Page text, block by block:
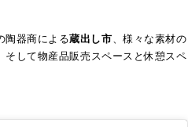
陶器商による蔵出し市、様々な素材の
そして物産品販売スペースと休憩スペ